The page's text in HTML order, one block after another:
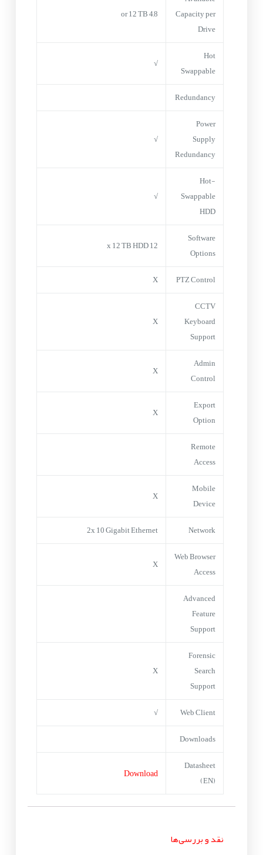
Capacity per
Drive
4,8 or 12 TB
Hot
Swappable
√
Redundancy
Power
Supply
Redundancy
√
Hot-
Swappable
HDD
√
Software
Options
12 x 12 TB HDD
PTZ Control
X
CCTV
Keyboard
Support
X
Admin
Control
X
Export
Option
X
Remote
Access
Mobile
Device
X
Network
2x 10 Gigabit Ethernet
Web Browser
Access
X
Advanced
Feature
Support
Forensic
Search
Support
X
Web Client
√
Downloads
Datasheet
(EN)
Download
نقد و بررسی‌ها